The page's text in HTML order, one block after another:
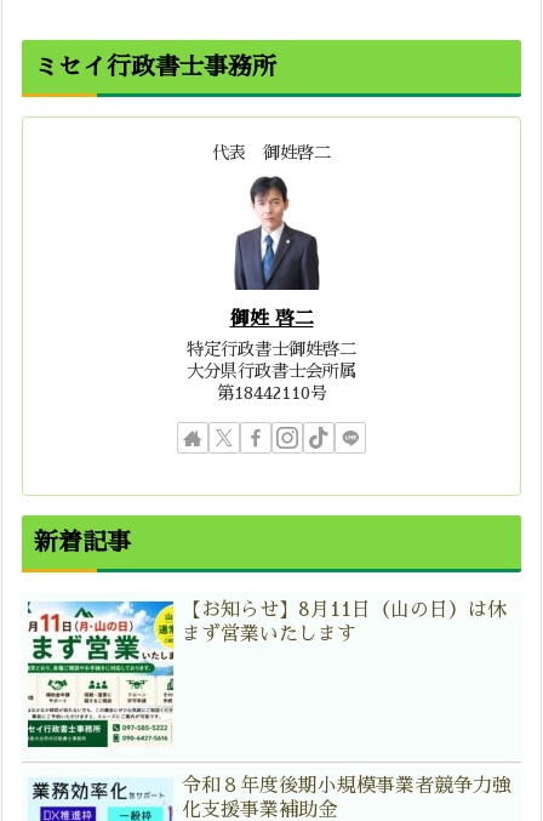
ミセイ行政書士事務所
代表 御姓啓二
御姓 啓二
特定行政書士御姓啓二
大分県行政書士会所属
第18442110号
新着記事
【お知らせ】8月11日（山の日）は休
まず営業いたします
令和８年度後期小規模事業者競争力強
化支援事業補助金